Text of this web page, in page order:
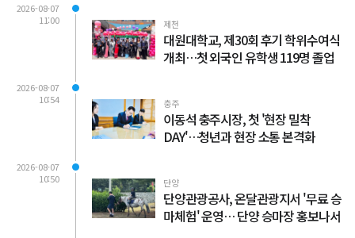
2026-08-07
11:00
제천
대원대학교, 제30회 후기 학위수여식
개최…첫 외국인 유학생 119명 졸업
2026-08-07
10:54
충주
이동석 충주시장, 첫 '현장 밀착
DAY'…청년과 현장 소통 본격화
2026-08-07
10:50
단양
단양관광공사, 온달관광지서 '무료 승
마체험' 운영… 단양 승마장 홍보나서